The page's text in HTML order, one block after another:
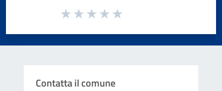
Valuta da 1 a 5 stelle la pagina
Contatta il comune